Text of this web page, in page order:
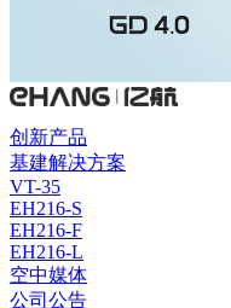
创新产品
基建解决方案
VT-35
EH216-S
EH216-F
EH216-L
空中媒体
公司公告